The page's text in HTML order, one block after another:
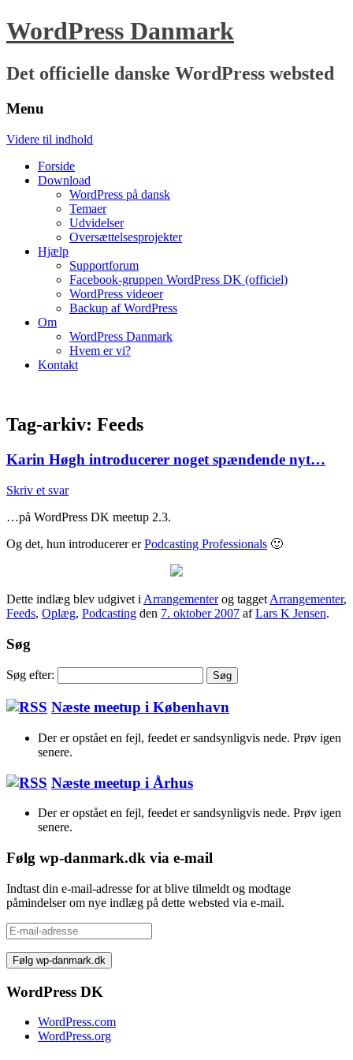
WordPress Danmark
Det officielle danske WordPress websted
Menu
Videre til indhold
Forside
Download
WordPress på dansk
Temaer
Udvidelser
Oversættelsesprojekter
Hjælp
Supportforum
Facebook-gruppen WordPress DK (officiel)
WordPress videoer
Backup af WordPress
Om
WordPress Danmark
Hvem er vi?
Kontakt
Tag-arkiv: Feeds
Karin Høgh introducerer noget spændende nyt…
Skriv et svar
…på WordPress DK meetup 2.3.
Og det, hun introducerer erPodcasting Professionals 🙂
Dette indlæg blev udgivet i Arrangementerog tagget Arrangementer,
Feeds, Oplæg, Podcasting den 7. oktober 2007 afLars K Jensen.
Søg
Søg efter:
Næste meetup i København
Der er opstået en fejl, feedet er sandsynligvis nede. Prøv igen
senere.
Næste meetup i Århus
Der er opstået en fejl, feedet er sandsynligvis nede. Prøv igen
senere.
Følg wp-danmark.dk via e-mail
Indtast din e-mail-adresse for at blive tilmeldt og modtage
påmindelser om nye indlæg på dette websted via e-mail.
E-
mail-
adresse
WordPress DK
WordPress.com
WordPress.org